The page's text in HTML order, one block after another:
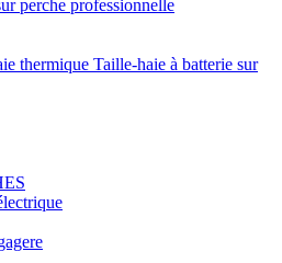
perche professionnelle
thermique Taille-haie à batterie sur